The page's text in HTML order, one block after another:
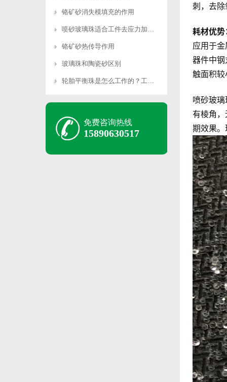
铬矿砂消失模填充的作用
喷砂玻璃珠适合工件去应力加工吗
铬矿砂热传导作用
玻璃珠和陶瓷砂区别
轮胎平衡珠是怎么工作的？工作原理是什么？
免费咨询热线
15890630517
刺，去
耗材优势
应用于
器件中
触面积
喷砂玻
有棱角
期效果